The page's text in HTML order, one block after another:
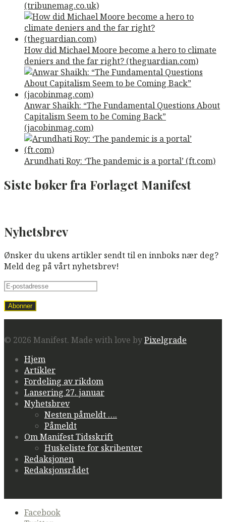
(tribunemag.co.uk)
How did Michael Moore become a hero to climate
deniers and the far right? (theguardian.com)
Anwar Shaikh: “The Fundamental Questions About
Capitalism Seem to be Coming Back”
(jacobinmag.com)
Arundhati Roy: ‘The pandemic is a portal’ (ft.com)
Siste bøker fra Forlaget Manifest
Nyhetsbrev
Ønsker du ukens artikler sendt til en innboks nær deg?
Meld deg på vårt nyhetsbrev!
© 2026 Manifest. Made with love byPixelgrade
Hjem
Artikler
Fordeling av rikdom
Lansering 27. januar
Nyhetsbrev
Nesten påmeldt ….
Påmeldt
Om Manifest Tidsskrift
Huskeliste for skribenter
Redaksjonen
Redaksjonsrådet
Secondary
navigation
Facebook